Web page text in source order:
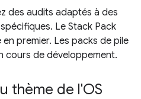
des audits adaptés à des
Le Stack Pack
premier. Les packs de pile
cours de développement.
thème de l'OS